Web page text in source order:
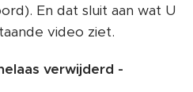
En dat sluit aan wat U
video ziet.
verwijderd -